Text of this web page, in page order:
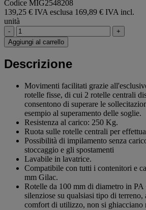
Codice MIG2548208
139,25 € IVA esclusa 169,89 € IVA incl.
unità
-
+
Aggiungi al carrello
Descrizione
Movimenti facilitati grazie
rotelle fisse, di cui 2 rotelle centrali
consentono di superare le
esempio al superamento delle soglie.
Resistenza al carico: 250 Kg.
Ruota sulle rotelle centrali per
Possibilità di impilamento senza
stoccaggio e gli spostamenti
Lavabile in lavatrice.
Compatibile con tutti i contenitori e
mm Gilac.
Rotelle da 100 mm di diametro in PA
silenziose su qualsiasi tipo di terreno,
comfort di utilizzo, non si ghiacciano